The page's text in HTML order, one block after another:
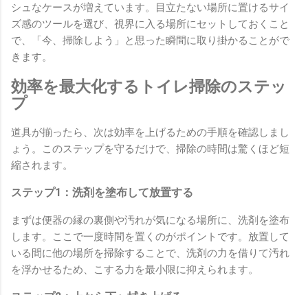
シュなケースが増えています。目立たない場所に置けるサイ
ズ感のツールを選び、視界に入る場所にセットしておくこと
で、「今、掃除しよう」と思った瞬間に取り掛かることがで
きます。
効率を最大化するトイレ掃除のステッ
プ
道具が揃ったら、次は効率を上げるための手順を確認しまし
ょう。このステップを守るだけで、掃除の時間は驚くほど短
縮されます。
ステップ1：洗剤を塗布して放置する
まずは便器の縁の裏側や汚れが気になる場所に、洗剤を塗布
します。ここで一度時間を置くのがポイントです。放置して
いる間に他の場所を掃除することで、洗剤の力を借りて汚れ
を浮かせるため、こする力を最小限に抑えられます。